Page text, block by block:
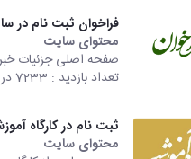
فراخوان ثبت نام در
محتوای سایت
تعداد بازدید : 7233 در راستای اجرای آیین نامه اجرایی بند ح تبصره ۹ قانون...
ثبت نام در کارگاه
محتوای سایت